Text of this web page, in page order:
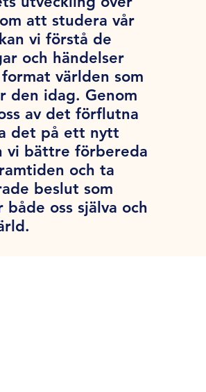
att studera vår
vi förstå de
och händelser
världen som
den idag. Genom
av det förflutna
det på ett nytt
vi bättre förbereda
och ta
beslut som
både oss själva och